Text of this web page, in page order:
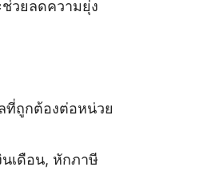
วยลดความยุ่ง
ที่ถูกต้องต่อหน่วย
เดือน, หักภาษี